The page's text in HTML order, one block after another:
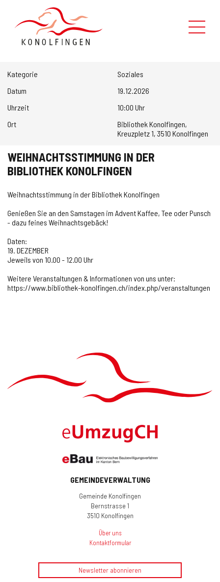
WEIHNACHTSSTIMMUNG IN DER
BIBLIOTHEK KONOLFINGEN
Weihnachtsstimmung in der Bibliothek Konolfingen
Genießen Sie an den Samstagen im Advent Kaffee, Tee oder Punsch
- dazu feines Weihnachtsgebäck!
Daten:
19. DEZEMBER
Jeweils von 10.00 - 12.00 Uhr
Weitere Veranstaltungen & Informationen von uns unter:
Kategorie
Soziales
Datum
19.12.2026
Uhrzeit
10:00 Uhr
Ort
Bibliothek Konolfingen,
Kreuzpletz 1, 3510 Konolfingen
Verwaltung
Über uns
Suche
Schnellzugriff
Onlineschalter
News
Veranstaltungen
GEMEINDEVERWALTUNG
Gemeinde Konolfingen
Bernstrasse 1
3510 Konolfingen
Über uns
Kontaktformular
Newsletter abonnieren